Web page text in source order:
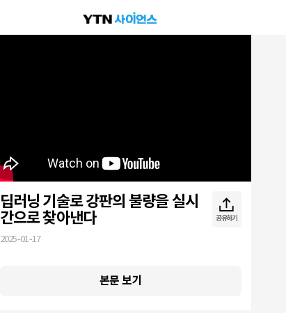
딥러닝 기술로 강판의 불량을 실시
간으로 찾아낸다
2025-01-17
공유하기
광폭 절단 공정 시 발생하는본문 보기